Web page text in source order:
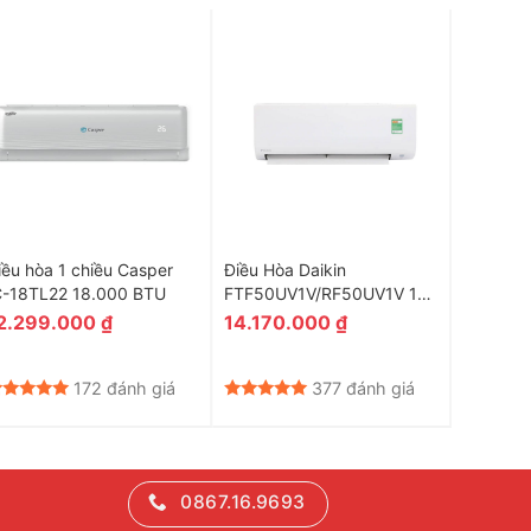
hòa 1 chiều Casper
18TL22 18.000 BTU
₫
172 đánh giá
Điều Hòa Daikin
FTF50UV1V/RF50UV1V 1
Chiều 18000Btu
14.170.000₫
377 đánh giá
0867.16.9693